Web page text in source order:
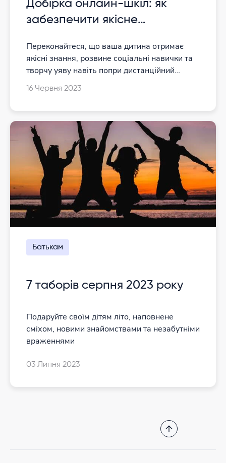
Добірка онлайн-шкіл: як
забезпечити якісне
Переконайтеся, що ваша дитина отримає
якісні знання, розвине соціальні навички та
творчу уяву навіть попри дистанційний
формат занять
16 Червня 2023
Батькам
7 таборів серпня 2023 року
Подаруйте своїм дітям літо, наповнене
сміхом, новими знайомствами та незабутніми
враженнями
03 Липня 2023